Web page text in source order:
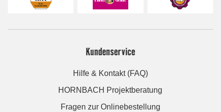
Kundenservice
Hilfe & Kontakt (FAQ)
HORNBACH Projektberatung
Fragen zur Onlinebestellung